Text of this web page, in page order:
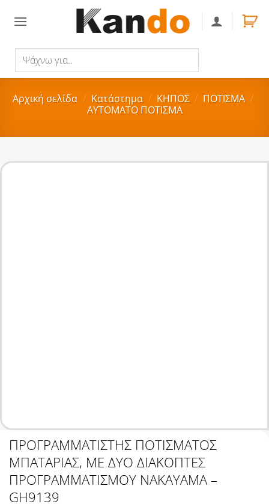
για..
Αρχική σελίδα / Κατάστημα / ΚΗΠΟΣ / ΠΟΤΙΣΜΑ /
ΑΥΤΟΜΑΤΟ ΠΟΤΙΣΜΑ
ΠΡΟΓΡΑΜΜΑΤΙΣΤΗΣ ΠΟΤΙΣΜΑΤΟΣ
ΜΠΑΤΑΡΙΑΣ, ΜΕ ΔΥΟ ΔΙΑΚΟΠΤΕΣ
ΠΡΟΓΡΑΜΜΑΤΙΣΜΟΥ NAKAYAMA –
GH9139